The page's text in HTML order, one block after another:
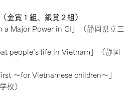
金賞１組、銀賞２組）
a Major Power in GI」（静岡県立三
people’s life in Vietnam」（静岡
for Vietnamese children～」
校）